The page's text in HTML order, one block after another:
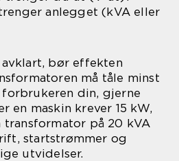
anlegget (kVA eller
bør effekten
må tåle minst
din, gjerne
en maskin krever 15 kW,
transformator på 20 kVA
startstrømmer og
utvidelser.